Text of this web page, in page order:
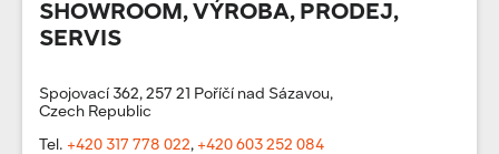
SHOWROOM, VÝROBA, PRODEJ,
SERVIS
Spojovací 362, 257 21 Poříčí nad Sázavou,
Czech Republic
Tel. +420 317 778 022, +420 603 252 084